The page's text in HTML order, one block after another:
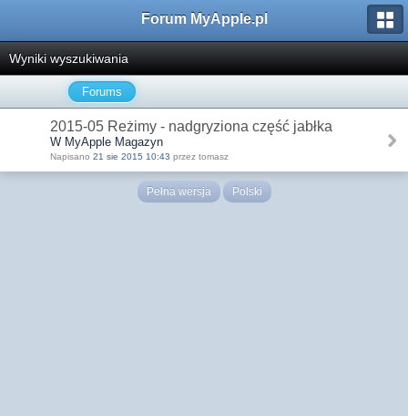
Forum MyApple.pl
Wyniki wyszukiwania
Forums
2015-05 Reżimy - nadgryziona część jabłka
W MyApple Magazyn
Napisano 21 sie 2015 10:43 przez tomasz
Pełna wersja Polski